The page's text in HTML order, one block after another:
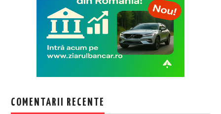
COMENTARII RECENTE